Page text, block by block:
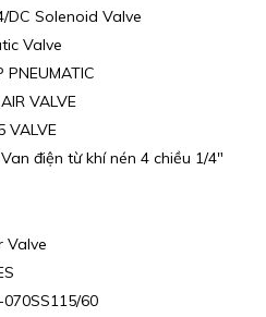
DC Solenoid Valve
Valve
VALVE
VALVE
điện từ khí nén 4 chiều 1/4″
Valve
60